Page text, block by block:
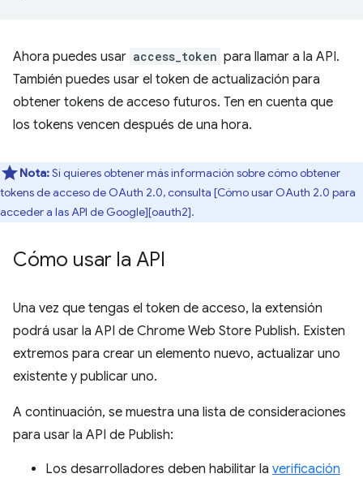
Ahora puedes usar access_token para llamar a la API.
También puedes usar el token de actualización para
obtener tokens de acceso futuros. Ten en cuenta que
los tokens vencen después de una hora.
Nota:Si quieres obtener más información sobre cómo obtener
tokens de acceso de OAuth 2.0, consulta [Cómo usar OAuth 2.0 para
acceder a las API de Google][oauth2].
Cómo usar la API
Una vez que tengas el token de acceso, la extensión
podrá usar la API de Chrome Web Store Publish. Existen
extremos para crear un elemento nuevo, actualizar uno
existente y publicar uno.
A continuación, se muestra una lista de consideraciones
para usar la API de Publish:
Los desarrolladores deben habilitar la verificación